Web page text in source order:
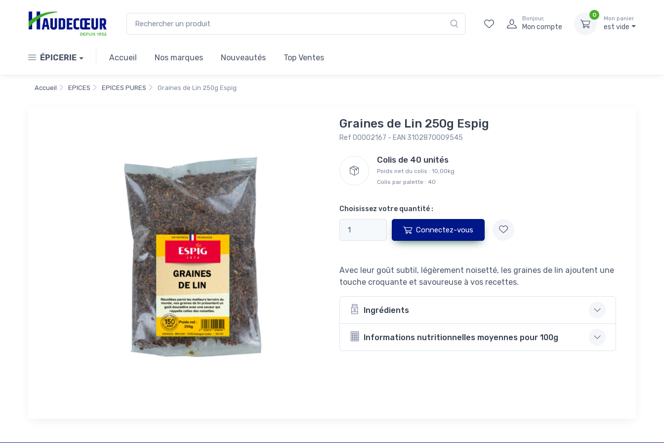
Bonjour,
Mon compte
0
Mon panier
est vide
ÉPICERIE Accueil Nos marques Nouveautés Top Ventes
Accueil EPICES EPICES PURES Graines de Lin 250g Espig
Graines de Lin 250g Espig
Ref 00002167 - EAN 3102870009545
Colis de 40 unités
Poids net du colis : 10,00kg
Colis par palette : 40
Choisissez votre quantité :
Connectez-vous
Avec leur goût subtil, légèrement noisetté, les graines de lin ajoutent une
touche croquante et savoureuse à vos recettes.
Ingrédients
Informations nutritionnelles moyennes pour 100g